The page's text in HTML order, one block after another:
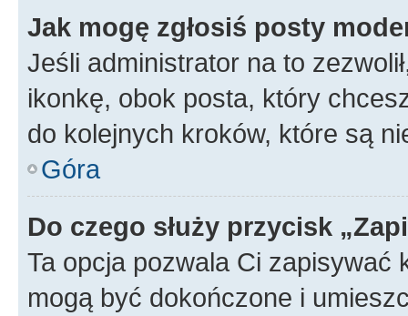
Jak mogę zgłosiś posty
Jeśli administrator na to
ikonkę, obok posta, który
do kolejnych kroków, które są
Góra
Do czego służy przycisk
Ta opcja pozwala Ci zapisywać
mogą być dokończone i